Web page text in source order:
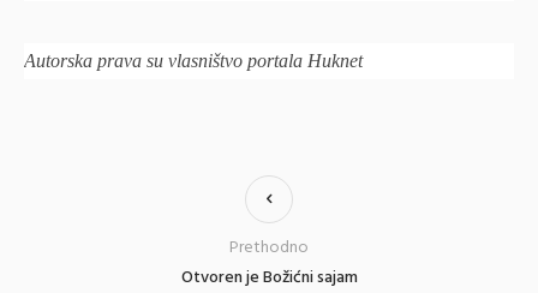
Autorska prava su vlasništvo portala Huknet
Otvoren je Božićni sajam
Prethodno